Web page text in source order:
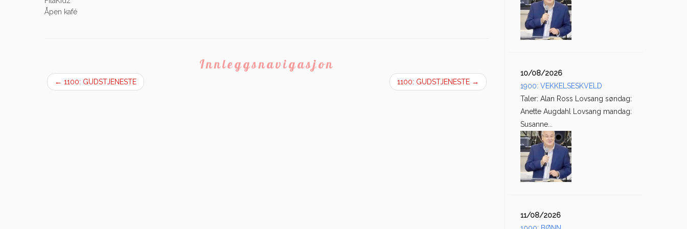
Åpen kafé
Innleggsnavigasjon
← 1100: GUDSTJENESTE 1100: GUDSTJENESTE →
10/08/2026
1900: VEKKELSESKVELD
Taler: Alan Ross Lovsang søndag:
Anette Augdahl Lovsang mandag:
Susanne...
11/08/2026